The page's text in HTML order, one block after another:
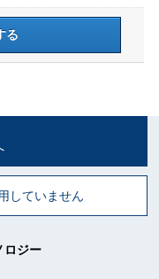
していません
ロジー